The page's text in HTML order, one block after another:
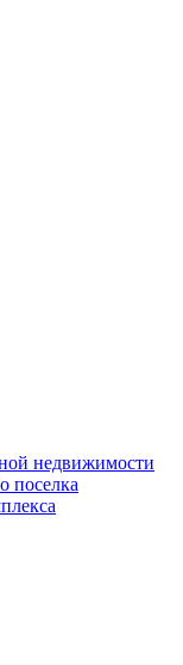
недвижимости
поселка